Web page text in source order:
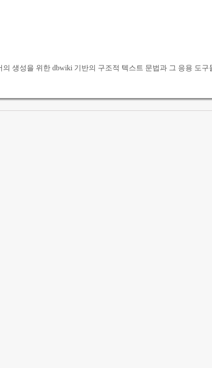
의 생성을 위한 dbwiki 기반의 구조적 텍스트 문법과 그 응용 도